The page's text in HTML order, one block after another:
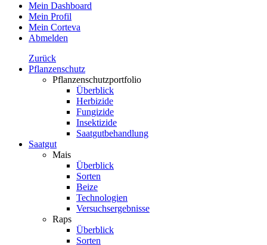
Mein Dashboard
Mein Profil
Mein Corteva
Abmelden
Zurück
Pflanzenschutz
Pflanzenschutzportfolio
Überblick
Herbizide
Fungizide
Insektizide
Saatgutbehandlung
Saatgut
Mais
Überblick
Sorten
Beize
Technologien
Versuchsergebnisse
Raps
Überblick
Sorten